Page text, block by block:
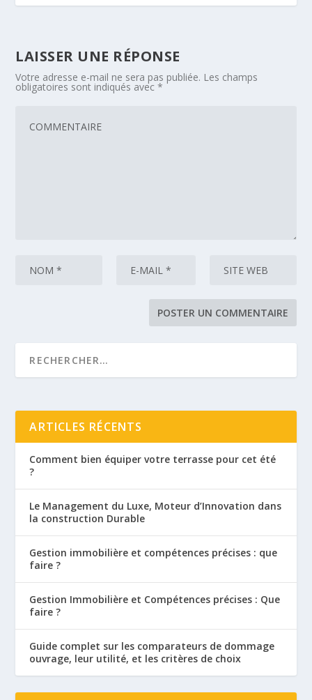
LAISSER UNE RÉPONSE
Votre adresse e-mail ne sera pas publiée. Les champs
obligatoires sont indiqués avec*
ARTICLES RÉCENTS
Comment bien équiper votre terrasse pour cet été
?
Le Management du Luxe, Moteur d’Innovation dans
la construction Durable
Gestion immobilière et compétences précises : que
faire ?
Gestion Immobilière et Compétences précises : Que
faire ?
Guide complet sur les comparateurs de dommage
ouvrage, leur utilité, et les critères de choix